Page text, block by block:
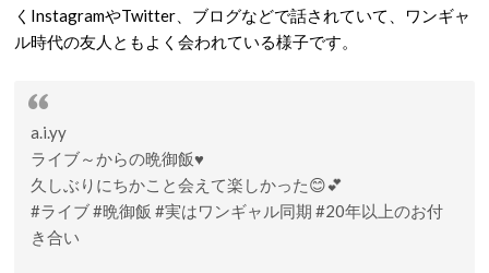
くInstagramやTwitter、ブログなどで話されていて、ワンギャ
ル時代の友人ともよく会われている様子です。
a.i.yy
ライブ～からの晩御飯♥️
久しぶりにちかこと会えて楽しかった😊💕
#ライブ #晩御飯 #実はワンギャル同期 #20年以上のお付
き合い